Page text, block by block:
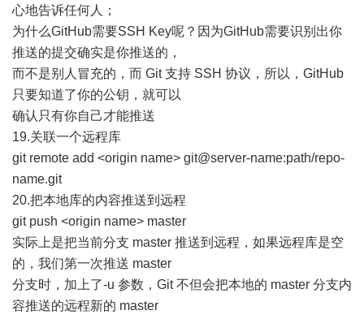
心地告诉任何人；
为什么GitHub需要SSH Key呢？因为GitHub需要识别出你
推送的提交确实是你推送的，
而不是别人冒充的，而 Git 支持 SSH 协议，所以，GitHub
只要知道了你的公钥，就可以
确认只有你自己才能推送
19.关联一个远程库
git remote add <origin name> git@server-name:path/repo-
name.git
20.把本地库的内容推送到远程
git push <origin name> master
实际上是把当前分支 master 推送到远程，如果远程库是空
的，我们第一次推送 master
分支时，加上了-u 参数，Git 不但会把本地的 master 分支内
容推送的远程新的 master